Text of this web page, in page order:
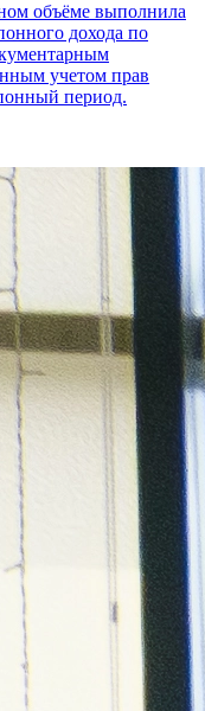
объёме выполнила
дохода по
учетом прав
период.